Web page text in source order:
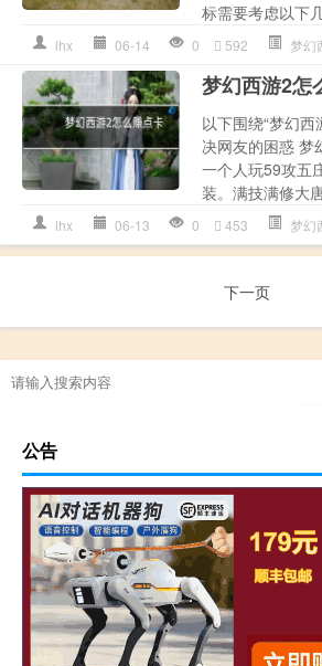
标需要考虑以下
lhx 06-14 0 592 梦幻
梦幻西游2怎
以下围绕“梦幻
决网友的困惑 梦
一个人玩59攻五
装。满技满修大
lhx 06-13 0 453 梦幻
下一页
公告